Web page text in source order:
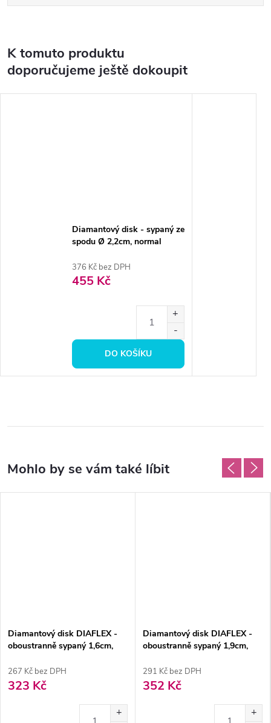
K tomuto produktu
doporučujeme ještě dokoupit
Diamantový disk - sypaný ze
spodu Ø 2,2cm, normal
376 Kč bez DPH
455 Kč
DO KOŠÍKU
Diamantový disk DIAFLEX -
oboustranně sypaný 1,6cm,
267 Kč bez DPH
323 Kč
Diamantový disk DIAFLEX -
oboustranně sypaný 1,9cm,
291 Kč bez DPH
352 Kč